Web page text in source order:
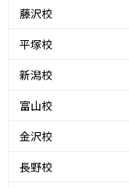
藤沢校
平塚校
新潟校
富山校
金沢校
長野校